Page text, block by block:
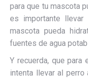
para que tu mascota
es importante
mascota pueda
fuentes de agua
Y recuerda, que
intenta llevar al perro